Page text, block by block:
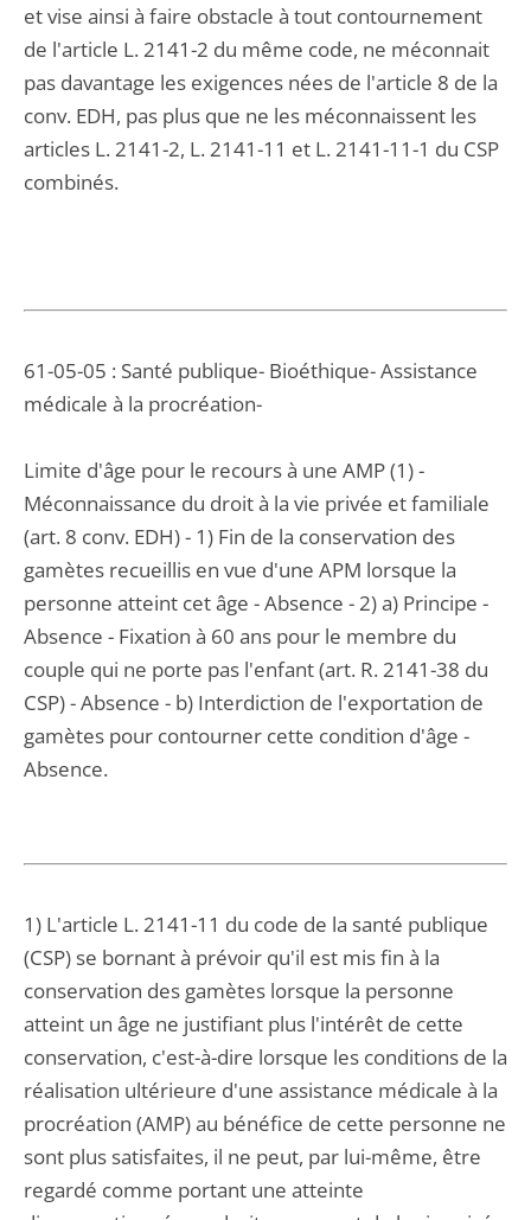
et vise ainsi à faire obstacle à tout contournement
de l'article L. 2141-2 du même code, ne méconnait
pas davantage les exigences nées de l'article 8 de la
conv. EDH, pas plus que ne les méconnaissent les
articles L. 2141-2, L. 2141-11 et L. 2141-11-1 du CSP
combinés.
61-05-05 : Santé publique- Bioéthique- Assistance
médicale à la procréation-
Limite d'âge pour le recours à une AMP (1) -
Méconnaissance du droit à la vie privée et familiale
(art. 8 conv. EDH) - 1) Fin de la conservation des
gamètes recueillis en vue d'une APM lorsque la
personne atteint cet âge - Absence - 2) a) Principe -
Absence - Fixation à 60 ans pour le membre du
couple qui ne porte pas l'enfant (art. R. 2141-38 du
CSP) - Absence - b) Interdiction de l'exportation de
gamètes pour contourner cette condition d'âge -
Absence.
1) L'article L. 2141-11 du code de la santé publique
(CSP) se bornant à prévoir qu'il est mis fin à la
conservation des gamètes lorsque la personne
atteint un âge ne justifiant plus l'intérêt de cette
conservation, c'est-à-dire lorsque les conditions de la
réalisation ultérieure d'une assistance médicale à la
procréation (AMP) au bénéfice de cette personne ne
sont plus satisfaites, il ne peut, par lui-même, être
regardé comme portant une atteinte